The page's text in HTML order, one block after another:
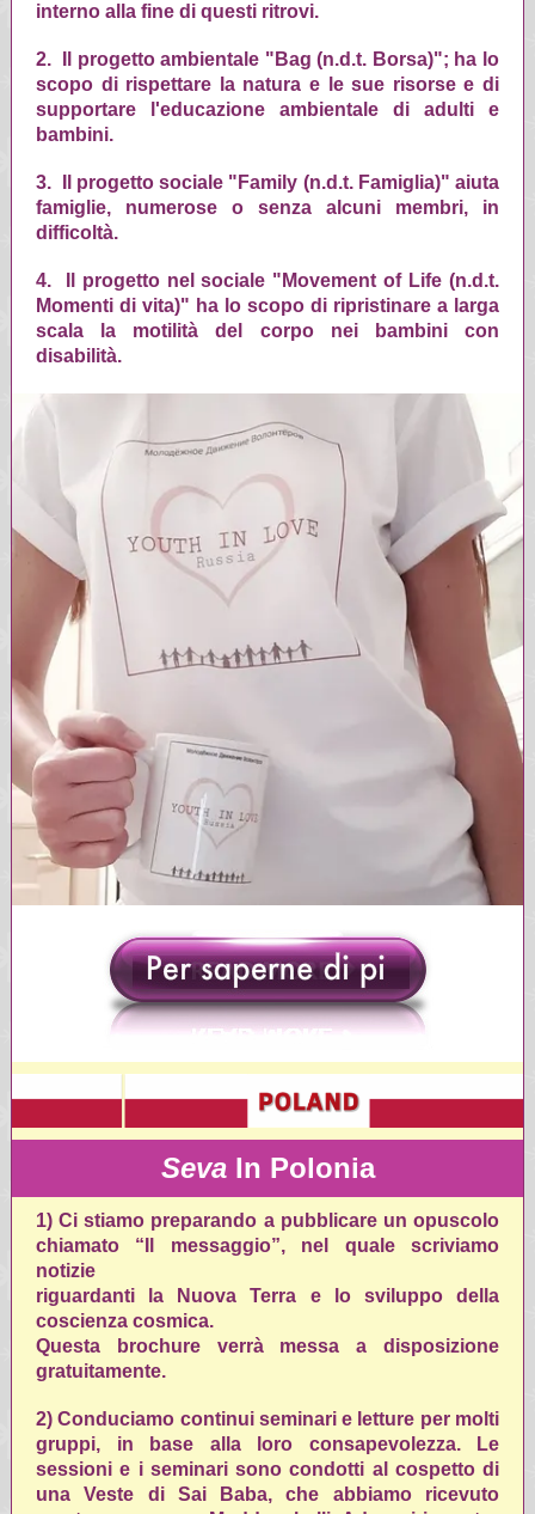
interno alla fine di questi ritrovi.
2. Il progetto ambientale "Bag (n.d.t. Borsa)"; ha lo
scopo di rispettare la natura e le sue risorse e di
supportare l'educazione ambientale di adulti e
bambini.
3. Il progetto sociale "Family (n.d.t. Famiglia)" aiuta
famiglie, numerose o senza alcuni membri, in
difficoltà.
4. Il progetto nel sociale "Movement of Life (n.d.t.
Momenti di vita)" ha lo scopo di ripristinare a larga
scala la motilità del corpo nei bambini con
disabilità.
Seva In Polonia
1)Ci stiamo preparando a pubblicare un opuscolo
chiamato “Il messaggio”, nel quale scriviamo
notizie
riguardanti la Nuova Terra e lo sviluppo della
coscienza cosmica.
Questa brochure verrà messa a disposizione
gratuitamente.
2)Conduciamo continui seminari e letture per molti
gruppi, in base alla loro consapevolezza. Le
sessioni e i seminari sono condotti al cospetto di
una Veste di Sai Baba, che abbiamo ricevuto